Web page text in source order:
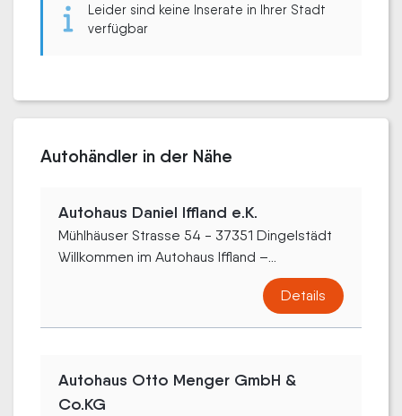
Leider sind keine Inserate in Ihrer Stadt
verfügbar
Autohändler in der Nähe
Autohaus Daniel Iffland e.K.
Mühlhäuser Strasse 54 - 37351 Dingelstädt
Willkommen im Autohaus Iffland –...
Details
Autohaus Otto Menger GmbH &
Co.KG